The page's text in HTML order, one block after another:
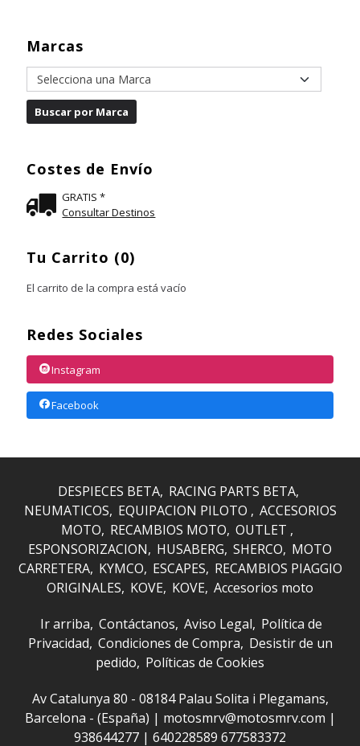
Marcas
Costes de Envío
GRATIS *
Consultar Destinos
Tu Carrito (0)
El carrito de la compra está vacío
Redes Sociales
Instagram
Facebook
DESPIECES BETA RACING PARTS BETA
NEUMATICOS EQUIPACION PILOTO
ACCESORIOS
MOTO RECAMBIOS MOTO OUTLET
ESPONSORIZACION
HUSABERG SHERCO MOTO
CARRETERA KYMCO ESCAPES RECAMBIOS PIAGGIO
ORIGINALES KOVE KOVE Accesorios moto
Ir arriba Contáctanos Aviso Legal Política de
Privacidad Condiciones de Compra Desistir de un
pedido Políticas de Cookies
Av Catalunya 80 - 08184 Palau Solita i Plegamans,
Barcelona - (España) | motosmrv@motosmrv.com |
938644277 | 640228589 677583372